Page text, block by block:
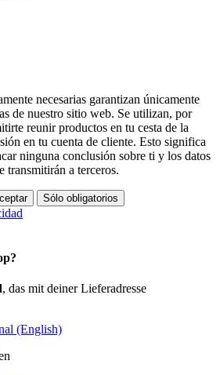
necesarias garantizan únicamente
de nuestro sitio web. Se utilizan, por
reunir productos en tu cesta de la
en tu cuenta de cliente. Esto significa
ninguna conclusión sobre ti y los datos
transmitirán a terceros.
Sólo obligatorios
, das mit deiner Lieferadresse
(English)